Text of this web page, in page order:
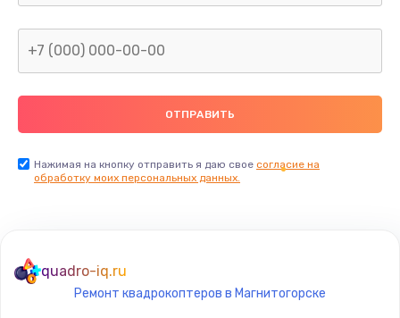
Нажимая на кнопку отправить я даю свое согласие на
обработку моих персональных данных.
quadro-iq.ru
Ремонт квадрокоптеров в Магнитогорске